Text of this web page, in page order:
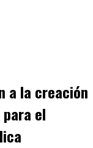
a la creación
el